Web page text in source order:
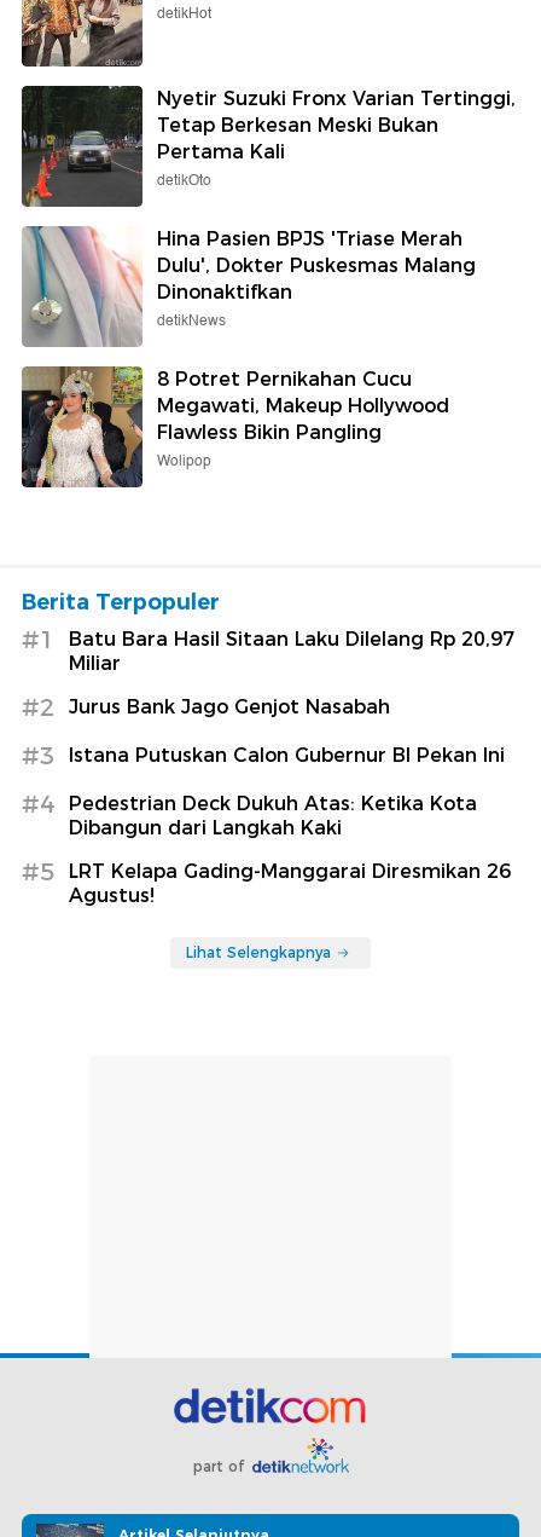
detikHot
Nyetir Suzuki Fronx Varian Tertinggi,
Tetap Berkesan Meski Bukan
Pertama Kali
detikOto
Hina Pasien BPJS 'Triase Merah
Dulu', Dokter Puskesmas Malang
Dinonaktifkan
detikNews
8 Potret Pernikahan Cucu
Megawati, Makeup Hollywood
Flawless Bikin Pangling
Wolipop
Berita Terpopuler
#1
Batu Bara Hasil Sitaan Laku Dilelang Rp 20,97
Miliar
#2 Jurus Bank Jago Genjot Nasabah
#3 Istana Putuskan Calon Gubernur BI Pekan Ini
#4
Pedestrian Deck Dukuh Atas: Ketika Kota
Dibangun dari Langkah Kaki
#5
LRT Kelapa Gading-Manggarai Diresmikan 26
Agustus!
Lihat Selengkapnya
part of
Redaksi Pedoman Media Siber Karir Kotak Pos